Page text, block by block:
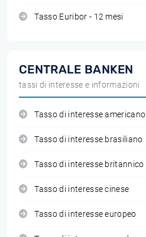
Tasso Euribor - 12 mesi
CENTRALE BANKEN
tassi di interesse e informazioni
Tasso di interesse americano
Tasso di interesse brasiliano
Tasso di interesse britannico
Tasso di interesse cinese
Tasso di interesse europeo